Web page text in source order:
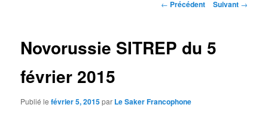
Navigation
← Précédent Suivant →
Novorussie SITREP du 5
février 2015
Publié lefévrier 5, 2015par Le Saker Francophone